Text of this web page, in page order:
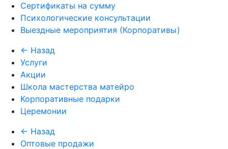
Сертификаты на сумму
Психологические консультации
Выездные мероприятия (Корпоративы)
← Назад
Услуги
Акции
Школа мастерства матейро
Корпоративные подарки
Церемонии
← Назад
Оптовые продажи